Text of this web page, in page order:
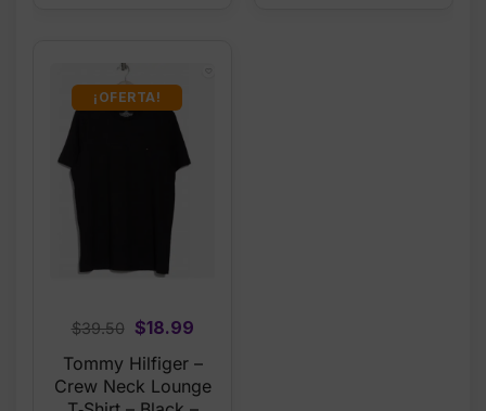
¡OFERTA!
$39.50
Original
price
was:
$39.50.
$18.99Current
is:
$18.99.
Tommy Hilfiger –
Crew Neck Lounge